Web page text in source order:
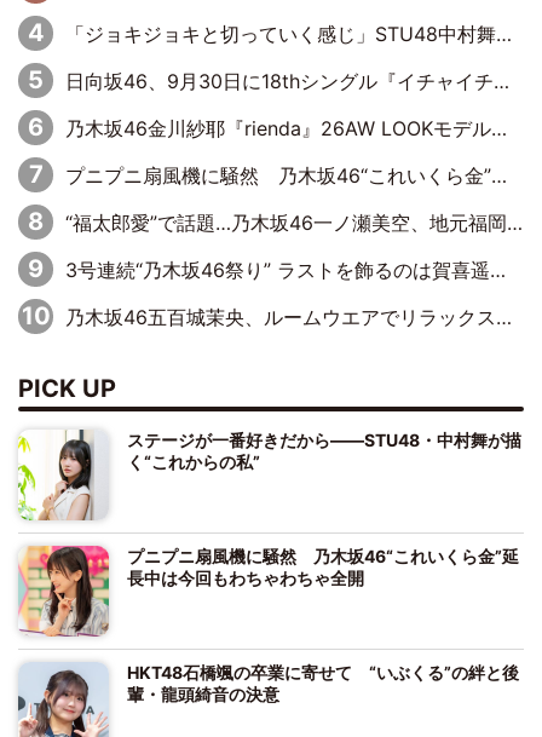
「ジョキジョキと切っていく感じ」STU48中村舞、新しい挑戦は自らの手で
日向坂46、9月30日に18thシングル『イチャイチャ虫』の発売決定！ フォーメーションは『日向坂で会いましょう』にて発表
乃木坂46金川紗耶『rienda』26AW LOOKモデルに就任
プニプニ扇風機に騒然 乃木坂46“これいくら金”延長中は今回もわちゃわちゃ全開
“福太郎愛”で話題…乃木坂46一ノ瀬美空、地元福岡『めんべい25周年トップサポーター』に就任
3号連続“乃木坂46祭り” ラストを飾るのは賀喜遥香…5年ぶりの登場に「5年分大人になった私を見ていただけたら」
乃木坂46五百城茉央、ルームウエアでリラックス「今回のグラビアを見て成長を感じていただけるとうれしい」
PICK UP
ステージが一番好きだから――STU48・中村舞が描
く“これからの私”
プニプニ扇風機に騒然 乃木坂46“これいくら金”延
長中は今回もわちゃわちゃ全開
HKT48石橋颯の卒業に寄せて “いぶくる”の絆と後
輩・龍頭綺音の決意